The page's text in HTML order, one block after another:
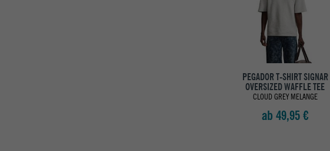
PEGADOR T-SHIRT SIGNAR
OVERSIZED WAFFLE TEE
CLOUD GREY MELANGE
ab 49,95 €